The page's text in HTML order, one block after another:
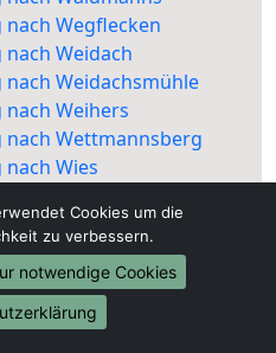
Wegflecken
Weidach
Weidachsmühle
Weihers
Wettmannsberg
Wies
nach RottachCookies um die
zu verbessern.
notwendige Cookies